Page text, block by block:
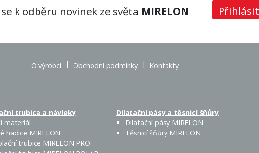
k odběru novinek ze světa MIRELON Přihlásit
O výrobci | Obchodní podmínky | Kontakty
trubice a návleky
materiál
hadice MIRELON
trubice MIRELON PRO
Dilatační pásy a těsnicí šňůry
Dilatační pásy MIRELON
Těsnicí šňůry MIRELON